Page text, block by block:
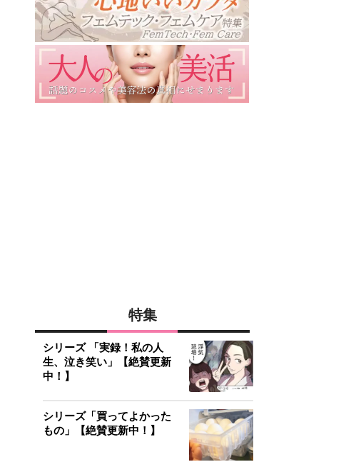
特集
シリーズ 「実録！私の人
生、泣き笑い」【絶賛更新
中！】
シリーズ「買ってよかった
もの」【絶賛更新中！】